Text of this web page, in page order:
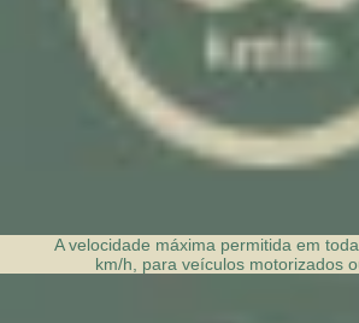
A velocidade máxima permitida em
km/h, para veículos motorizados